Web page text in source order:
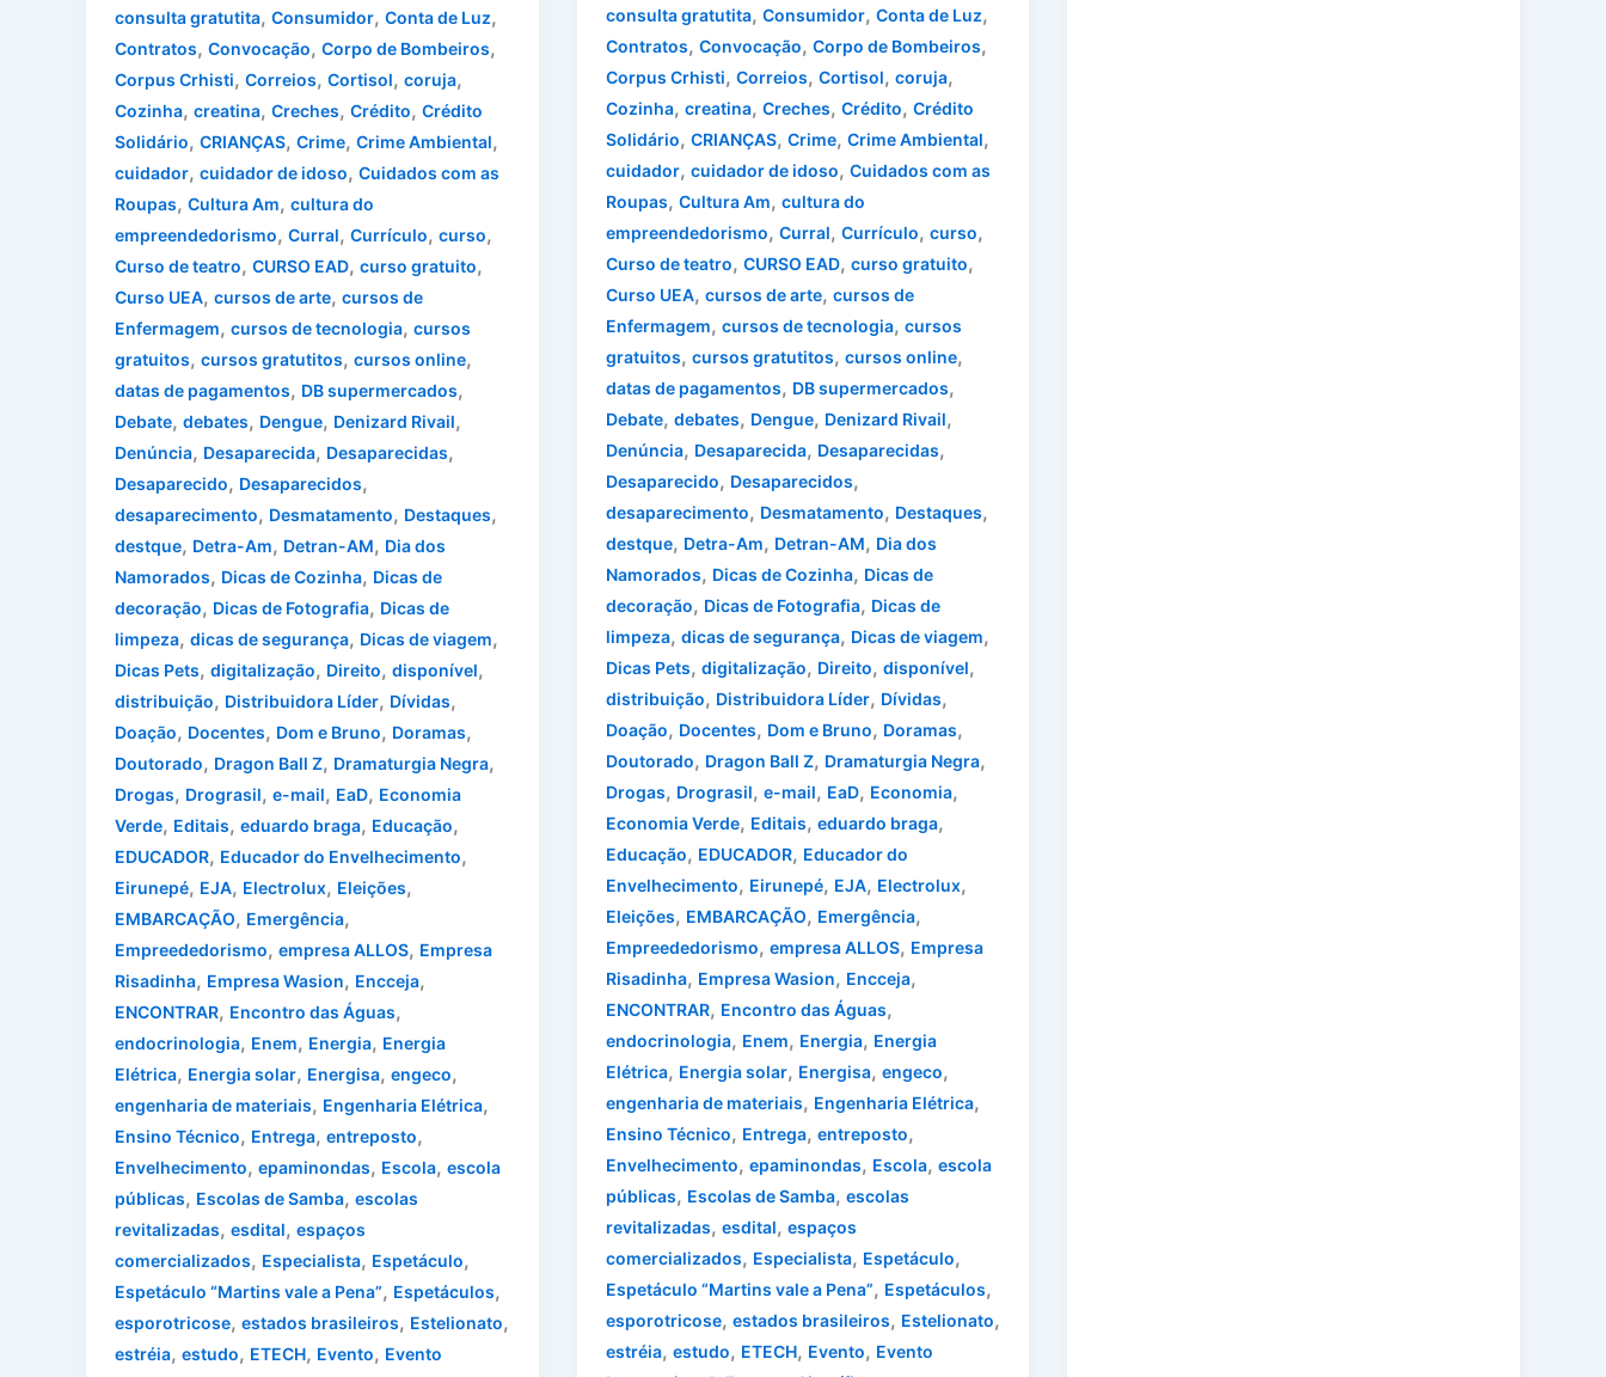
consulta gratutita, Consumidor, Conta de Luz,
Contratos, Convocação, Corpo de Bombeiros,
Corpus Crhisti, Correios, Cortisol, coruja,
Cozinha, creatina, Creches, Crédito, Crédito
Solidário, CRIANÇAS, Crime, Crime Ambiental,
cuidador, cuidador de idoso, Cuidados com as
Roupas, Cultura Am, cultura do
empreendedorismo, Curral, Currículo, curso,
Curso de teatro, CURSO EAD, curso gratuito,
Curso UEA, cursos de arte, cursos de
Enfermagem, cursos de tecnologia, cursos
gratuitos, cursos gratutitos, cursos online,
datas de pagamentos, DB supermercados,
Debate, debates, Dengue, Denizard Rivail,
Denúncia, Desaparecida, Desaparecidas,
Desaparecido, Desaparecidos,
desaparecimento, Desmatamento, Destaques,
destque, Detra-Am, Detran-AM, Dia dos
Namorados, Dicas de Cozinha, Dicas de
decoração, Dicas de Fotografia, Dicas de
limpeza, dicas de segurança, Dicas de viagem,
Dicas Pets, digitalização, Direito, disponível,
distribuição, Distribuidora Líder, Dívidas,
Doação, Docentes, Dom e Bruno, Doramas,
Doutorado, Dragon Ball Z, Dramaturgia Negra,
Drogas, Drograsil, e-mail, EaD, Economia
Verde, Editais, eduardo braga, Educação,
EDUCADOR, Educador do Envelhecimento,
Eirunepé, EJA, Electrolux, Eleições,
EMBARCAÇÃO, Emergência,
Empreededorismo, empresa ALLOS, Empresa
Risadinha, Empresa Wasion, Encceja,
ENCONTRAR, Encontro das Águas,
endocrinologia, Enem, Energia, Energia
Elétrica, Energia solar, Energisa, engeco,
engenharia de materiais, Engenharia Elétrica,
Ensino Técnico, Entrega, entreposto,
Envelhecimento, epaminondas, Escola, escola
públicas, Escolas de Samba, escolas
revitalizadas, esdital, espaços
comercializados, Especialista, Espetáculo,
Espetáculo “Martins vale a Pena”, Espetáculos,
esporotricose, estados brasileiros, Estelionato,
estréia, estudo, ETECH, Evento, Evento
consulta gratutita, Consumidor, Conta de Luz,
Contratos, Convocação, Corpo de Bombeiros,
Corpus Crhisti, Correios, Cortisol, coruja,
Cozinha, creatina, Creches, Crédito, Crédito
Solidário, CRIANÇAS, Crime, Crime Ambiental,
cuidador, cuidador de idoso, Cuidados com as
Roupas, Cultura Am, cultura do
empreendedorismo, Curral, Currículo, curso,
Curso de teatro, CURSO EAD, curso gratuito,
Curso UEA, cursos de arte, cursos de
Enfermagem, cursos de tecnologia, cursos
gratuitos, cursos gratutitos, cursos online,
datas de pagamentos, DB supermercados,
Debate, debates, Dengue, Denizard Rivail,
Denúncia, Desaparecida, Desaparecidas,
Desaparecido, Desaparecidos,
desaparecimento, Desmatamento, Destaques,
destque, Detra-Am, Detran-AM, Dia dos
Namorados, Dicas de Cozinha, Dicas de
decoração, Dicas de Fotografia, Dicas de
limpeza, dicas de segurança, Dicas de viagem,
Dicas Pets, digitalização, Direito, disponível,
distribuição, Distribuidora Líder, Dívidas,
Doação, Docentes, Dom e Bruno, Doramas,
Doutorado, Dragon Ball Z, Dramaturgia Negra,
Drogas, Drograsil, e-mail, EaD, Economia,
Economia Verde, Editais, eduardo braga,
Educação, EDUCADOR, Educador do
Envelhecimento, Eirunepé, EJA, Electrolux,
Eleições, EMBARCAÇÃO, Emergência,
Empreededorismo, empresa ALLOS, Empresa
Risadinha, Empresa Wasion, Encceja,
ENCONTRAR, Encontro das Águas,
endocrinologia, Enem, Energia, Energia
Elétrica, Energia solar, Energisa, engeco,
engenharia de materiais, Engenharia Elétrica,
Ensino Técnico, Entrega, entreposto,
Envelhecimento, epaminondas, Escola, escola
públicas, Escolas de Samba, escolas
revitalizadas, esdital, espaços
comercializados, Especialista, Espetáculo,
Espetáculo “Martins vale a Pena”, Espetáculos,
esporotricose, estados brasileiros, Estelionato,
estréia, estudo, ETECH, Evento, Evento